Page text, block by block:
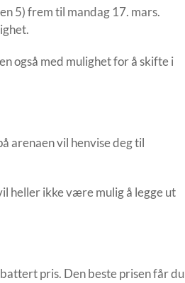
5) frem til mandag 17. mars.
også med mulighet for å skifte i
arenaen vil henvise deg til
heller ikke være mulig å legge ut
pris. Den beste prisen får du